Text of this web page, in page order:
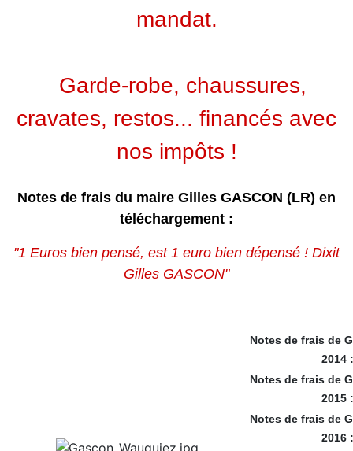
mandat.
Garde-robe, chaussures,
cravates, restos... financés avec
nos impôts !
Notes de frais du maire Gilles GASCON (LR) en
téléchargement :
"1 Euros bien pensé, est 1 euro bien dépensé ! Dixit
Gilles GASCON"
Notes de frais de
2014 :
Notes de frais de
2015 :
Notes de frais de
2016 :